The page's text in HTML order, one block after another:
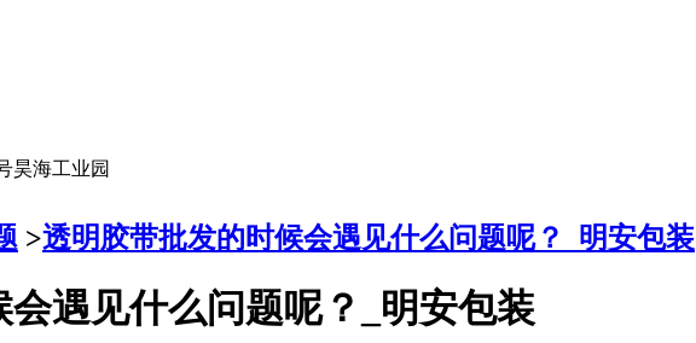
昊海工业园
>透明胶带批发的时候会遇见什么问题呢？_明安包装
遇见什么问题呢？_明安包装